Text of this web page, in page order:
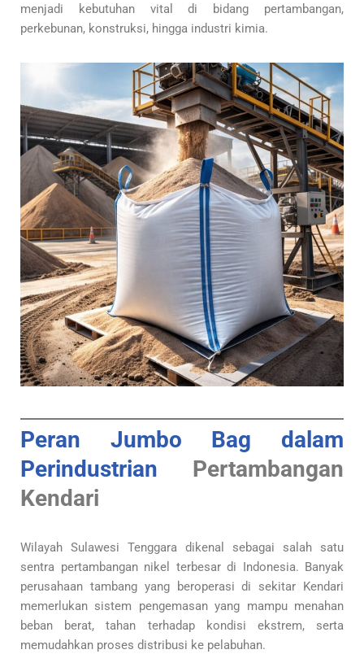
menjadi kebutuhan vital di bidang pertambangan,
perkebunan, konstruksi, hingga industri kimia.
Peran Jumbo Bag dalam
Perindustrian Pertambangan
Kendari
Wilayah Sulawesi Tenggara dikenal sebagai salah satu
sentra pertambangan nikel terbesar di Indonesia. Banyak
perusahaan tambang yang beroperasi di sekitar Kendari
memerlukan sistem pengemasan yang mampu menahan
beban berat, tahan terhadap kondisi ekstrem, serta
memudahkan proses distribusi ke pelabuhan.